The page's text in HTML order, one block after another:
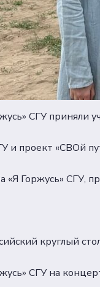
СГУ приняли
и проект «СВОй
«Я Горжусь»
круглый
СГУ на